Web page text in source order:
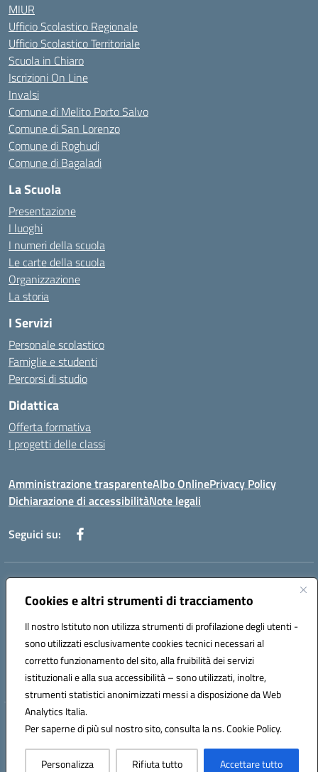
Cookies e altri strumenti di tracciamento
Il nostro Istituto non utilizza strumenti di profilazione degli utenti -
sono utilizzati esclusivamente cookies tecnici necessari al
corretto funzionamento del sito, alla fruibilità dei servizi
istituzionali e alla sua accessibilità – sono utilizzati, inoltre,
strumenti statistici anonimizzati messi a disposizione da Web
Analytics Italia.
Per saperne di più sul nostro sito, consulta la ns. Cookie Policy.
Personalizza Rifiuta tutto Accettare tutto
MIUR
Ufficio Scolastico Regionale
Ufficio Scolastico Territoriale
Scuola in Chiaro
Iscrizioni On Line
Invalsi
Comune di Melito Porto Salvo
Comune di San Lorenzo
Comune di Roghudi
Comune di Bagaladi
La Scuola
Presentazione
I luoghi
I numeri della scuola
Le carte della scuola
Organizzazione
La storia
I Servizi
Personale scolastico
Famiglie e studenti
Percorsi di studio
Didattica
Offerta formativa
I progetti delle classi
Amministrazione trasparenteAlbo OnlinePrivacy Policy
Dichiarazione di accessibilitàNote legali
Seguici su:
Indirizzo:
Centralino:+39 0965 78 12 60 Email:rcic841003@istruzione.it
Codice fiscale: 92034530805
Codice meccanografico:
rcic841003
Codice Indice delle Pubbliche Amministrazioni (IPA): istsc_rcic841003
Hosting & Powered by 3D Solution S.r.l.
Concept & Design by Designers Italia